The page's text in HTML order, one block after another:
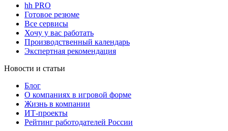
hh PRO
Готовое резюме
Все сервисы
Хочу у вас работать
Производственный календарь
Экспертная рекомендация
Новости и статьи
Блог
О компаниях в игровой форме
Жизнь в компании
ИТ-проекты
Рейтинг работодателей России